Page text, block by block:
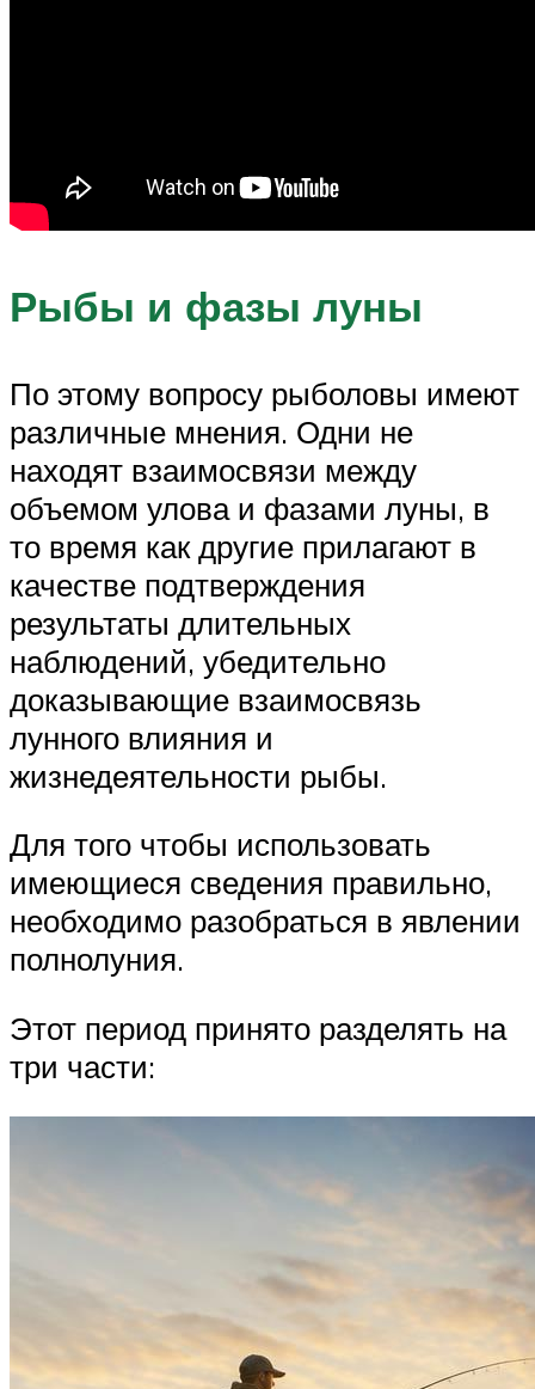
Рыбы и фазы луны
По этому вопросу рыболовы имеют
различные мнения. Одни не
находят взаимосвязи между
объемом улова и фазами луны, в
то время как другие прилагают в
качестве подтверждения
результаты длительных
наблюдений, убедительно
доказывающие взаимосвязь
лунного влияния и
жизнедеятельности рыбы.
Для того чтобы использовать
имеющиеся сведения правильно,
необходимо разобраться в явлении
полнолуния.
Этот период принято разделять на
три части: